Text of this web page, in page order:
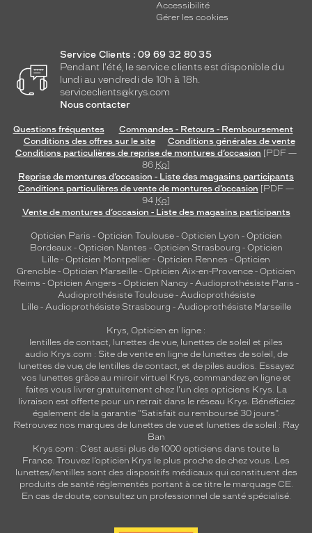
Accessibilité
Gérer les cookies
Service Clients : 09 69 32 80 35
Pendant l'été, le service clients est disponible du
lundi au vendredi de 10h à 18h.
serviceclients@krys.com
Nous contacter
Questions fréquentes
Commandes - Retours - Remboursement
Conditions des offres sur le site
Conditions générales de vente
Conditions particulières de reprise de montures d’occasion [PDF —
86 Ko]
Reprise de montures d’occasion - Liste des magasins participants
Conditions particulières de vente de montures d’occasion [PDF —
94 Ko]
Vente de montures d’occasion - Liste des magasins participants
Opticien Paris - Opticien Toulouse- Opticien Lyon - Opticien
Bordeaux- Opticien Nantes - Opticien Strasbourg - Opticien
Lille - Opticien Montpellier - Opticien Rennes - Opticien
Grenoble - Opticien Marseille - Opticien Aix-en-Provence - Opticien
Reims - Opticien Angers - Opticien Nancy - Audioprothésiste Paris -
Audioprothésiste Toulouse- Audioprothésiste
Lille- Audioprothésiste Strasbourg - Audioprothésiste Marseille
Krys, Opticien en ligne :
lentilles de contact, lunettes de vue, lunettes de soleil et piles
audio Krys.com : Site de vente en ligne de lunettes de soleil, de
lunettes de vue, de lentilles de contact, et de piles audios. Essayez
vos lunettes grâce au miroir virtuel Krys, commandez en ligne et
faites vous livrer gratuitement chez l'un des opticiens Krys. La
livraison est offerte pour un retrait dans le réseau Krys. Bénéficiez
également de la garantie "Satisfait ou remboursé 30 jours".
Retrouvez nos marques de lunettes de vue et lunettes de soleil : Ray
Ban
Krys.com : C’est aussi plus de 1000 opticiens dans toute la
France. Trouvez l’opticien Krys le plus proche de chez vous. Les
lunettes/lentilles sont des dispositifs médicaux qui constituent des
produits de santé réglementés portant à ce titre le marquage CE.
En cas de doute, consultez un professionnel de santé spécialisé.